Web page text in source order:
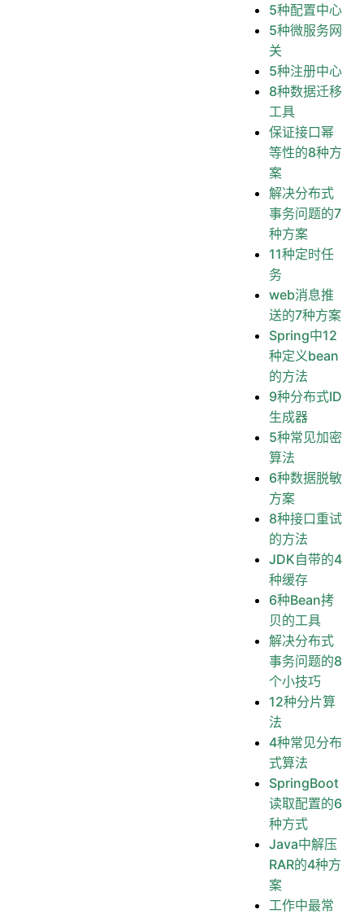
5种配置中心
5种微服务网
关
5种注册中心
8种数据迁移
工具
保证接口幂
等性的8种方
案
解决分布式
事务问题的7
种方案
11种定时任
务
web消息推
送的7种方案
Spring中12
种定义bean
的方法
9种分布式ID
生成器
5种常见加密
算法
6种数据脱敏
方案
8种接口重试
的方法
JDK自带的4
种缓存
6种Bean拷
贝的工具
解决分布式
事务问题的8
个小技巧
12种分片算
法
4种常见分布
式算法
SpringBoot
读取配置的6
种方式
Java中解压
RAR的4种方
案
工作中最常